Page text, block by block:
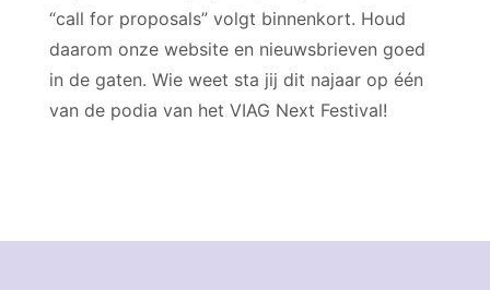
“call for proposals” volgt binnenkort. Houd
daarom onze website en nieuwsbrieven goed
in de gaten. Wie weet sta jij dit najaar op één
van de podia van het VIAG Next Festival!